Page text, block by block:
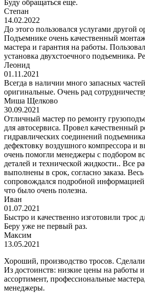
Буду обращаться еще.
Степан
14.02.2022
До этого пользовался услугами другой
Подъемнике очень качественный
мастера и гарантия на работы.
установка двухстоечного подъемника.
Леонид
01.11.2021
Всегда в наличии много запасных
оригинальные. Очень рад
Миша Щелково
30.09.2021
Отличный мастер по ремонту
для автосервиса. Провел качественный
гидравлических соединений
дефектовку воздушного компрессора и
очень помогли менеджеры с подбором
деталей и технической жидкости.. Все
выполнены в срок, согласно заказа.
сопровождался подробной информацией
что было очень полезна.
Иван
01.07.2021
Быстро и качественно изготовили трос
Беру уже не первый раз.
Максим
13.05.2021
Хороший, производство тросов.
Из достоинств: низкие цены на работы
ассортимент, профессиональные
менеджеры.